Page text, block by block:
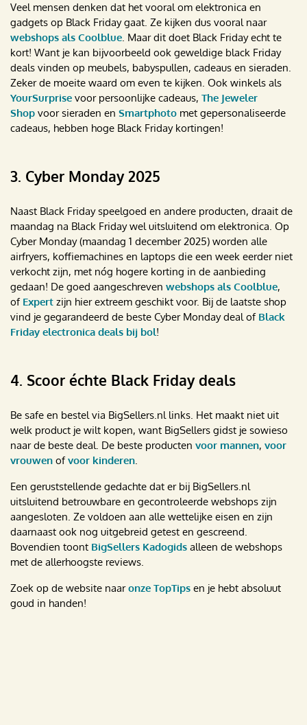
Veel mensen denken dat het vooral om elektronica en
gadgets op Black Friday gaat. Ze kijken dus vooral naar
webshops als Coolblue. Maar dit doet Black Friday echt te
kort! Want je kan bijvoorbeeld ook geweldige black Friday
deals vinden op meubels, babyspullen, cadeaus en sieraden.
Zeker de moeite waard om even te kijken. Ook winkels als
YourSurprise voor persoonlijke cadeaus, The Jeweler
Shop voor sieraden en Smartphoto met gepersonaliseerde
cadeaus, hebben hoge Black Friday kortingen!
3. Cyber Monday 2025
Naast Black Friday speelgoed en andere producten, draait de
maandag na Black Friday wel uitsluitend om elektronica. Op
Cyber Monday (maandag 1 december 2025) worden alle
airfryers, koffiemachines en laptops die een week eerder niet
verkocht zijn, met nóg hogere korting in de aanbieding
gedaan! De goed aangeschreven webshops als Coolblue,
of Expert zijn hier extreem geschikt voor. Bij de laatste shop
vind je gegarandeerd de beste Cyber Monday deal of Black
Friday electronica deals bij bol!
4. Scoor échte Black Friday deals
Be safe en bestel via BigSellers.nl links. Het maakt niet uit
welk product je wilt kopen, want BigSellers gidst je sowieso
naar de beste deal. De beste producten voor mannen, voor
vrouwen ofvoor kinderen.
Een geruststellende gedachte dat er bij BigSellers.nl
uitsluitend betrouwbare en gecontroleerde webshops zijn
aangesloten. Ze voldoen aan alle wettelijke eisen en zijn
daarnaast ook nog uitgebreid getest en gescreend.
Bovendien toont BigSellers Kadogids alleen de webshops
met de allerhoogste reviews.
Zoek op de website naaronze TopTips en je hebt absoluut
goud in handen!